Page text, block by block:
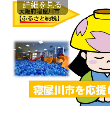
詳細を見る